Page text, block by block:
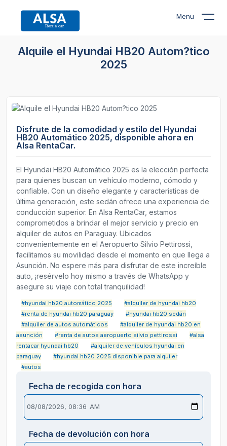
Menu
Alquile el Hyundai HB20 Autom?tico
2025
Disfrute de la comodidad y estilo del Hyundai
HB20 Automático 2025, disponible ahora en
Alsa RentaCar.
El Hyundai HB20 Automático 2025 es la elección perfecta
para quienes buscan un vehículo moderno, cómodo y
confiable. Con un diseño elegante y características de
última generación, este sedán ofrece una experiencia de
conducción superior. En Alsa RentaCar, estamos
comprometidos a brindar el mejor servicio y precio en
alquiler de autos en Paraguay. Ubicados
convenientemente en el Aeropuerto Silvio Pettirossi,
facilitamos su movilidad desde el momento en que llega a
Asunción. No espere más para disfrutar de este increíble
auto, ¡resérvelo hoy mismo a través de WhatsApp y
asegure su viaje con total tranquilidad!
#hyundai hb20 automático 2025
#alquiler de hyundai hb20
#renta de hyundai hb20 paraguay
#hyundai hb20 sedán
#alquiler de autos automáticos
#alquiler de hyundai hb20 en
asunción
#renta de autos aeropuerto silvio pettirossi
#alsa
rentacar hyundai hb20
#alquiler de vehículos hyundai en
paraguay
#hyundai hb20 2025 disponible para alquiler
#autos
Fecha de recogida con hora
Fecha de devolución con hora